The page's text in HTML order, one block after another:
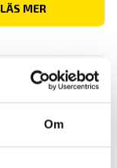
Om
LÄS MER